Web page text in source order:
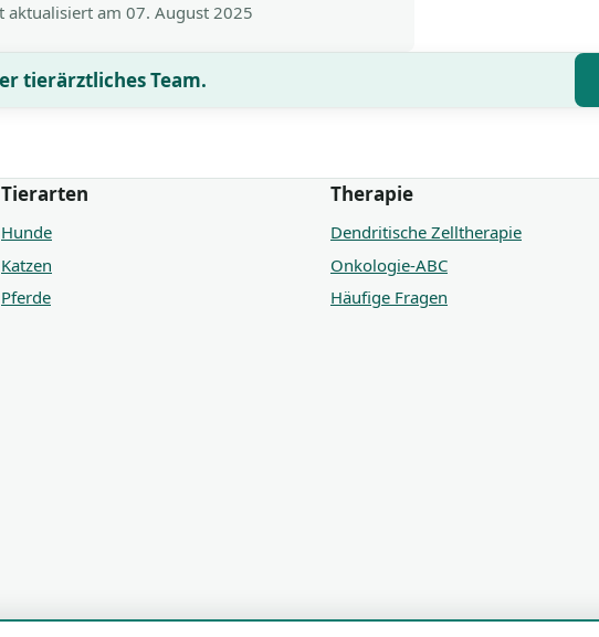
aktualisiert am 07. August 2025
tierärztliches Team.
Tierarten
Hunde
Katzen
Pferde
Therapie
Dendritische Zelltherapie
Onkologie-ABC
Häufige Fragen